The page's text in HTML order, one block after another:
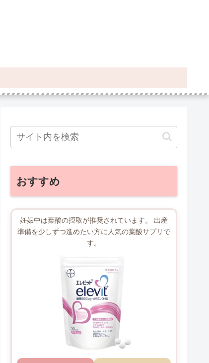
おすすめ
妊娠中は葉酸の摂取が推奨されています。 出産
準備を少しずつ進めたい方に人気の葉酸サプリで
す。